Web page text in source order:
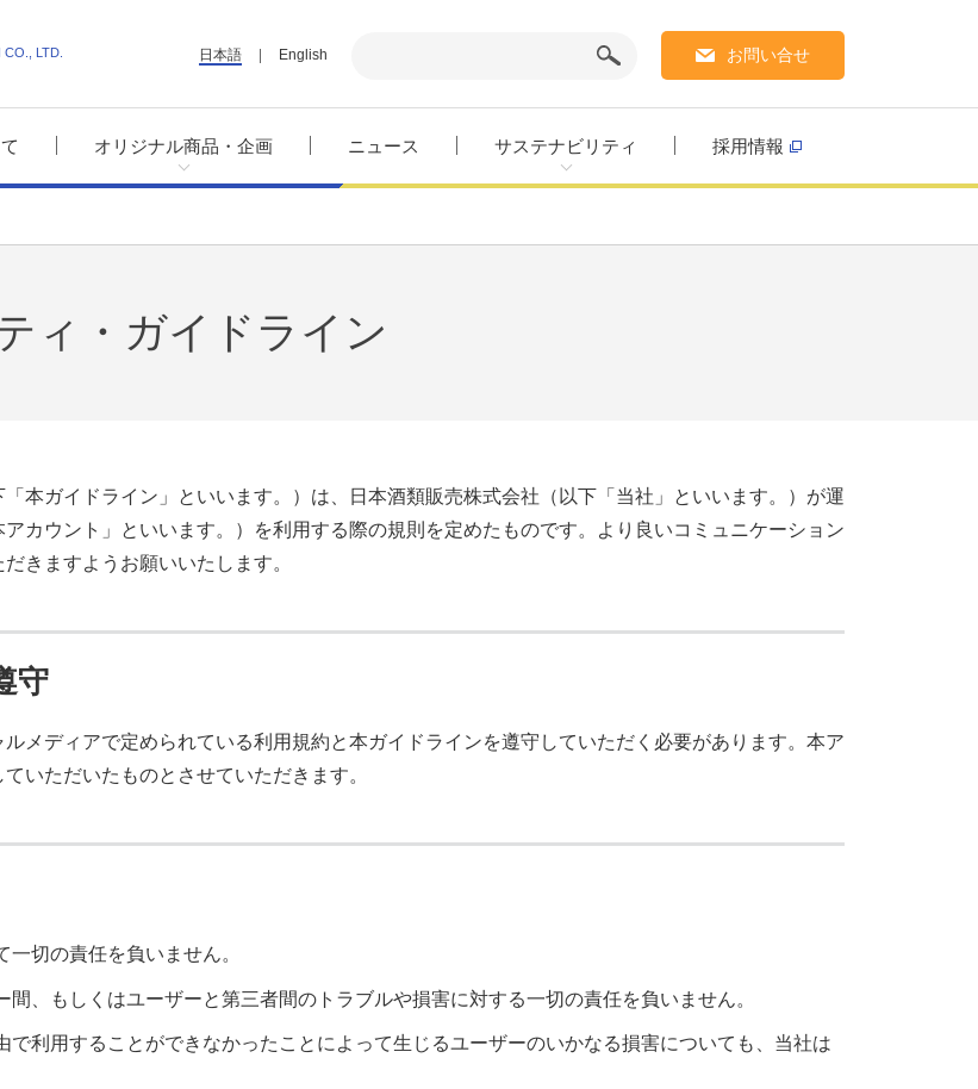
LTD.
オリジナル商品・企画 ニュース サステナビリティ 採用情報
日本語 English お問い合せ
ィ・ガイドライン
本ガイドライン」といいます。）は、日本酒類販売株式会社（以下「当社」といいます。）が運
カウント」といいます。）を利用する際の規則を定めたものです。より良いコミュニケーション
きますようお願いいたします。
守
メディアで定められている利用規約と本ガイドラインを遵守していただく必要があります。本ア
いただいたものとさせていただきます。
切の責任を負いません。
、もしくはユーザーと第三者間のトラブルや損害に対する一切の責任を負いません。
利用することができなかったことによって生じるユーザーのいかなる損害についても、当社は